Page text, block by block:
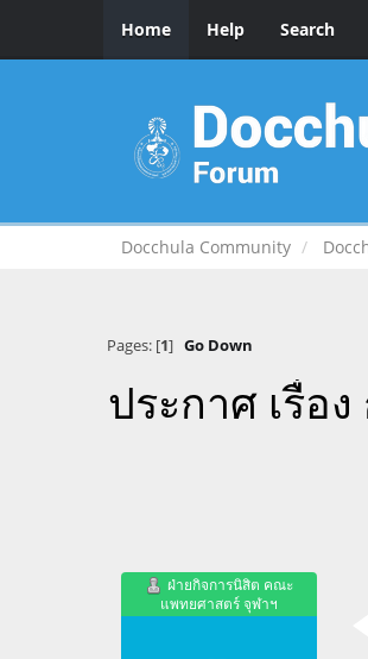
Home Help Search
Docchula Community
Pages: [1] Go Down
ประกาศ เรื่
ฝ่ายกิจการนิสิต คณะ
แพทยศาสตร์ จุฬาฯ